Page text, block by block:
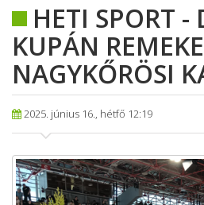
HETI SPORT -
KUPÁN
NAGYKŐRÖSI
2025. június 16., hétfő 12:19